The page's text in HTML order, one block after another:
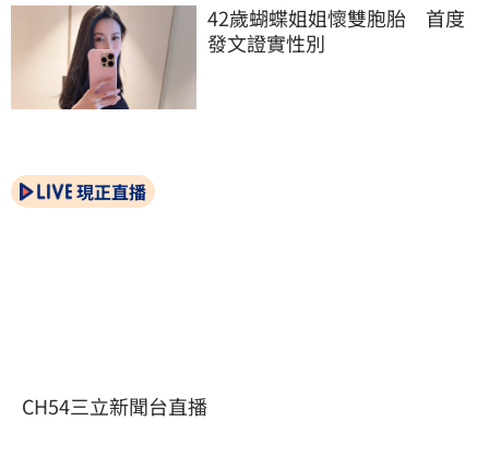
42歲蝴蝶姐姐懷雙胞胎　首度
發文證實性別
現正直播
CH54三立新聞台直播